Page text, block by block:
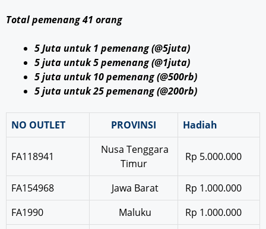
Total pemenang 41 orang
5 Juta untuk 1 pemenang (@5juta)
5 juta untuk 5 pemenang (@1juta)
5 juta untuk 10 pemenang (@500rb)
5 juta untuk 25 pemenang (@200rb)
NO OUTLET PROVINSI Hadiah
FA118941
Nusa Tenggara
Timur
Rp 5.000.000
FA154968 Jawa Barat
Rp 1.000.000
FA1990
Maluku Rp 1.000.000